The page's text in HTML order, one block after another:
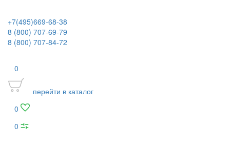
+7(495)669-68-38
8 (800) 707-69-79
8 (800) 707-84-72
0
перейти в каталог
0
0